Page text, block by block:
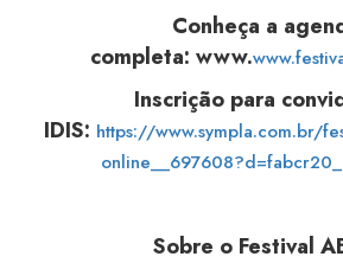
Conheça a
completa: www.
Inscrição para
IDIS: https://www.sympla.com.br/
Sobre o Festival